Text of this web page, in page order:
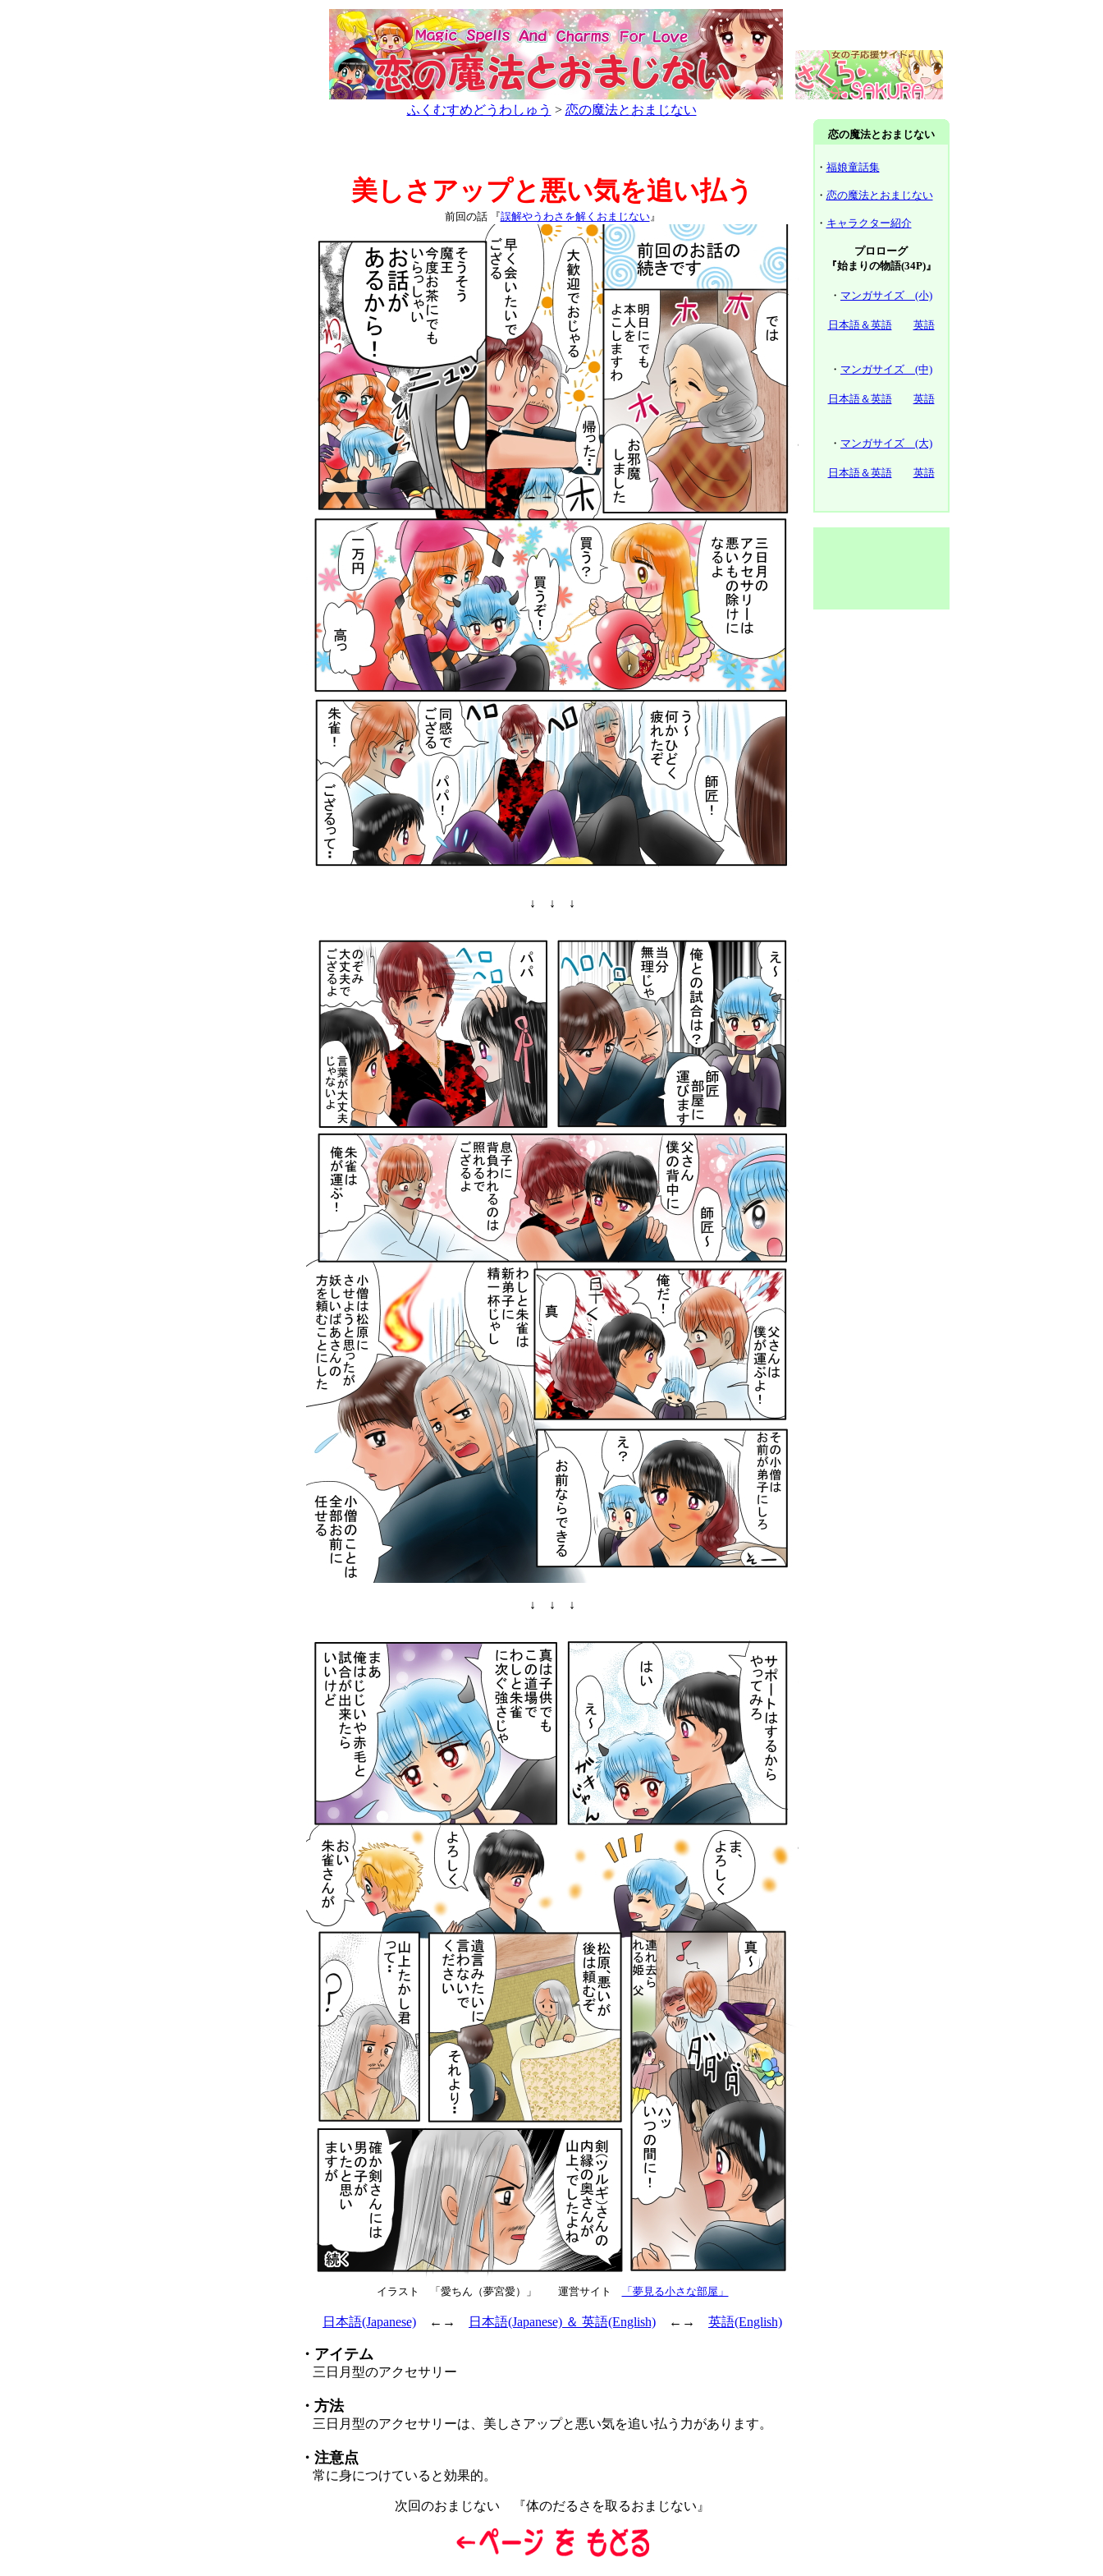
ふくむすめどうわしゅう > 恋の魔法とおまじない
美しさアップと悪い気を追い払う
前回の話 『誤解やうわさを解くおまじない』
↓ ↓ ↓
↓ ↓ ↓
イラスト 「愛ちん（夢宮愛）」 運営サイト 「夢見る小さな部屋」
日本語(Japanese) ←→ 日本語(Japanese) ＆ 英語(English) ←→ 英語(English)
・アイテム
三日月型のアクセサリー
・方法
三日月型のアクセサリーは、美しさアップと悪い気を追い払う力があります。
・注意点
常に身につけていると効果的。
次回のおまじない 『体のだるさを取るおまじない』
恋の魔法とおまじない
・ 福娘童話集
・ 恋の魔法とおまじない
・ キャラクター紹介
プロローグ
『始まりの物語(34P)』
・ マンガサイズ (小)
日本語＆英語 英語
・ マンガサイズ (中)
日本語＆英語 英語
・ マンガサイズ (大)
日本語＆英語 英語